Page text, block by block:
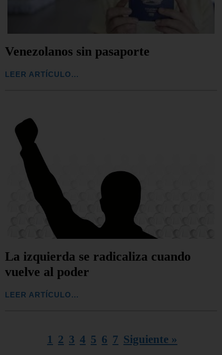
Venezolanos sin pasaporte
LEER ARTÍCULO...
La izquierda se radicaliza cuando
vuelve al poder
LEER ARTÍCULO...
1 2 3 4 5 6 7 Siguiente »